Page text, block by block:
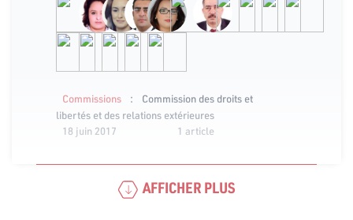
Commissions :
Commission des droits et
libertés et des relations extérieures
18 juin 2017
1 article
AFFICHER PLUS